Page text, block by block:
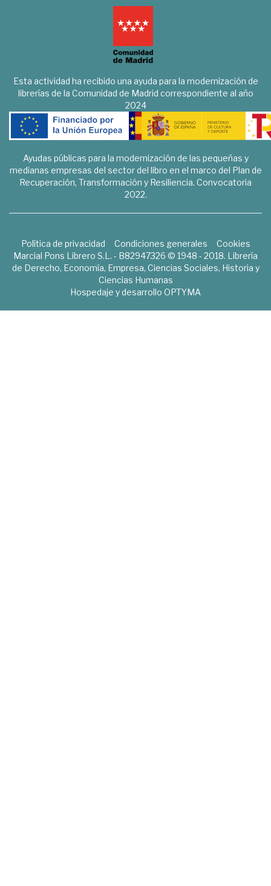
Esta actividad ha recibido una ayuda para la modernización de
librerías de la Comunidad de Madrid correspondiente al año
2024
Ayudas públicas para la modernización de las pequeñas y
medianas empresas del sector del libro en el marco del Plan de
Recuperación, Transformación y Resiliencia. Convocatoria
2022.
Política de privacidad Condiciones generales
Cookies
Marcial Pons Librero S.L. - B82947326 © 1948 - 2018. Librería
de Derecho, Economía, Empresa, Ciencias Sociales, Historia y
Ciencias Humanas
Hospedaje y desarrollo OPTYMA